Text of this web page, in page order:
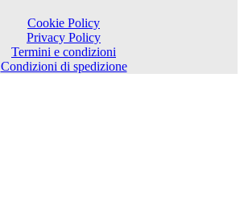
Cookie Policy
Privacy Policy
Termini e condizioni
Condizioni di spedizione